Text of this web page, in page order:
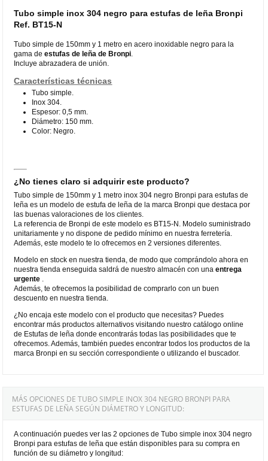
Tubo simple inox 304 negro para estufas de leña Bronpi
Ref. BT15-N
Tubo simple de 150mm y 1 metro en acero inoxidable negro para la
gama deestufas de leña de Bronpi
Incluye abrazadera de unión.
Características técnicas
Tubo simple.
Inox 304.
Espesor: 0,5 mm.
Diámetro: 150 mm.
Color: Negro.
¿No tienes claro si adquirir este producto?
Tubo simple de 150mm y 1 metro inox 304 negro Bronpi para estufas de
leña es un modelo de estufa de leña de la marca Bronpi que destaca por
las buenas valoraciones de los clientes.
La referencia de Bronpi de este modelo es BT15-N. Modelo suministrado
unitariamente y no dispone de pedido mínimo en nuestra ferretería.
Además, este modelo te lo ofrecemos en 2 versiones diferentes.
Modelo en stock en nuestra tienda, de modo que comprándolo ahora en
nuestra tienda enseguida saldrá de nuestro almacén con unaentrega
urgente
Además, te ofrecemos la posibilidad de comprarlo con un buen
descuento en nuestra tienda.
¿No encaja este modelo con el producto que necesitas? Puedes
encontrar más productos alternativos visitando nuestro catálogo online
de Estufas de leña donde encontrarás todas las posibilidades que te
ofrecemos. Además, también puedes encontrar todos los productos de la
marca Bronpi en su sección correspondiente o utilizando el buscador.
MÁS OPCIONES DE TUBO SIMPLE INOX 304 NEGRO BRONPI PARA
ESTUFAS DE LEÑA SEGÚN DIÁMETRO Y LONGITUD:
A continuación puedes ver las 2 opciones de Tubo simple inox 304 negro
Bronpi para estufas de leña que están disponibles para su compra en
función de su diámetro y longitud: